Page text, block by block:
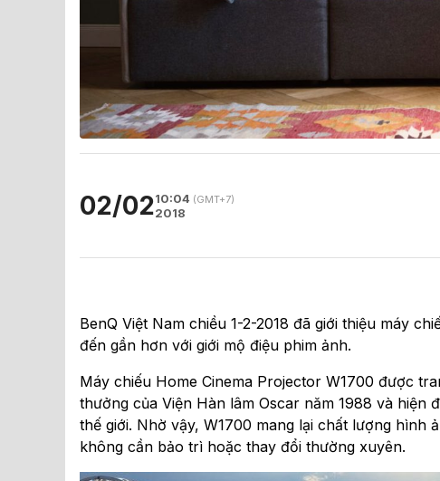
02/0210:04 (GMT+7)
2018
BenQ Việt Nam chiều 1-2-2018 đã giới thiệu máy
đến gần hơn với giới mộ điệu phim ảnh.
Máy chiếu Home Cinema Projector W1700 được
thưởng của Viện Hàn lâm Oscar năm 1988 và
thế giới. Nhờ vậy, W1700 mang lại chất lượng hình
không cần bảo trì hoặc thay đổi thường xuyên.